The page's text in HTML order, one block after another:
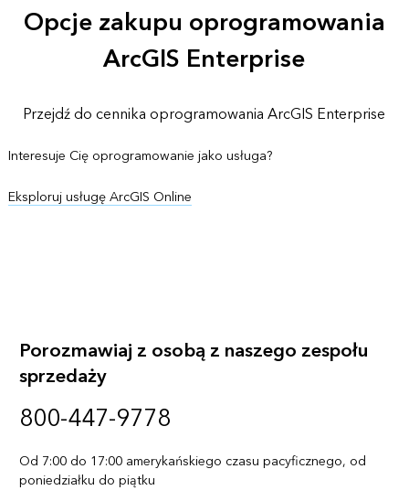
Opcje zakupu oprogramowania
ArcGIS Enterprise
Przejdź do cennika oprogramowania ArcGIS Enterprise
Interesuje Cię oprogramowanie jako usługa?
Eksploruj usługę ArcGIS Online
Porozmawiaj z osobą z naszego zespołu
sprzedaży
800-447-9778
Od 7:00 do 17:00 amerykańskiego czasu pacyficznego, od
poniedziałku do piątku